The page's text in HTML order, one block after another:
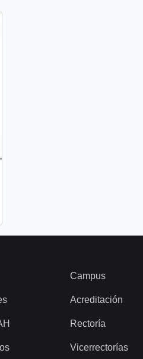
Campus
Acreditación
Rectoría
Vicerrectorías